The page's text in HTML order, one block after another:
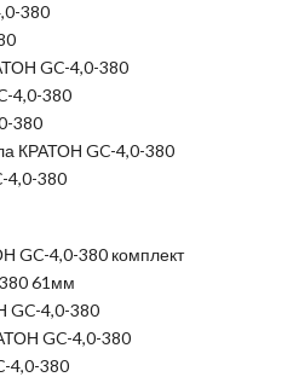
380
GC-4,0-380
4,0-380
380
КРАТОН GC-4,0-380
4,0-380
GC-4,0-380 комплект
61мм
GC-4,0-380
GC-4,0-380
4,0-380